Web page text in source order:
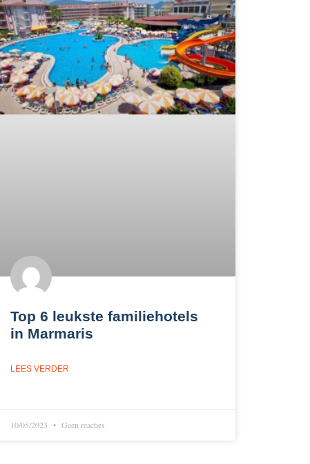
Top 6 leukste familiehotels
in Marmaris
LEES VERDER
10/05/2023 Geen reacties